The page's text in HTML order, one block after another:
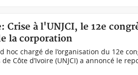
Crise à l'UNJCI, le 12e
la corporation
hoc chargé de l’organisation du 12e
de Côte d’Ivoire (UNJCI) a annoncé le